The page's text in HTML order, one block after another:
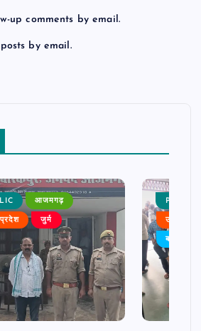
up comments by email.
by email.
आजमगढ़
प्रदेश जुर्म
PUBLIC
उत्तर
बड़ी खबर